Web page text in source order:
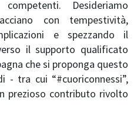
Desideriamo
con tempestività,
e spezzando il
il supporto qualificato
che si proponga questo
- tra cui “#cuoriconnessi”,
prezioso contributo rivolto